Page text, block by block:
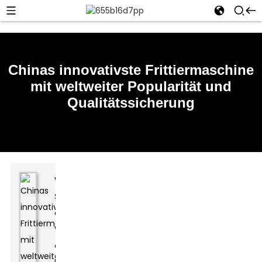
Chinas innovativste Frittiermaschine
mit weltweiter Popularität und
Qualitätssicherung
Wissen
Sie,
die
Welt
des